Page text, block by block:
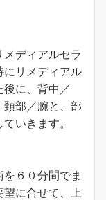
ディアルセラ
にリメディアル
に、背中／
部／腕と、部
いきます。
６０分間でま
に合せて、上